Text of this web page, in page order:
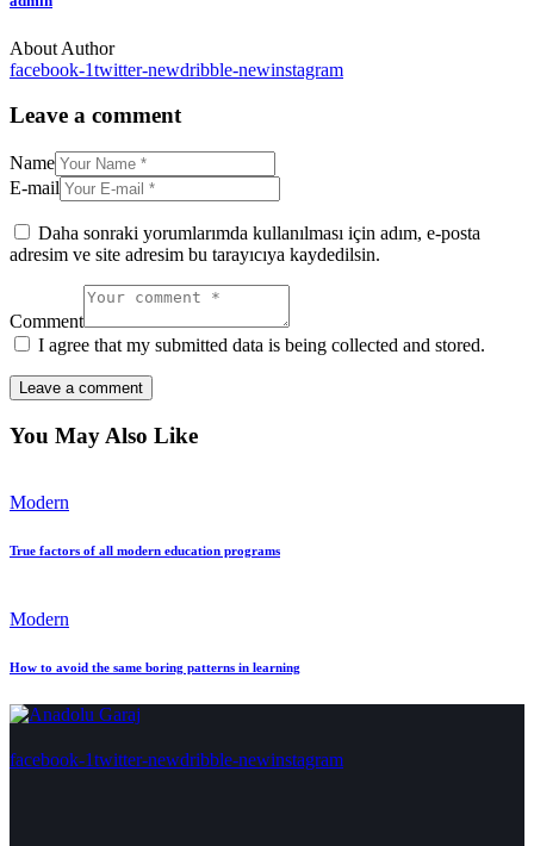
About Author
facebook-1twitter-newdribble-newinstagram
Leave a comment
Name
E-mail
Daha sonraki yorumlarımda kullanılması için adım, e-posta
adresim ve site adresim bu tarayıcıya kaydedilsin.
Comment
I agree that my submitted data is being collected and stored.
You May Also Like
Modern
True factors of all modern education programs
Modern
How to avoid the same boring patterns in learning
facebook-1twitter-newdribble-newinstagram